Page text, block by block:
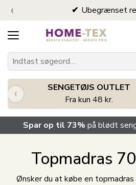
Ubegrænset
‹
SENGETØJS OUTLET
Fra kun 48 kr.
‹
Spar op til 73% på blødt
Topmadras
Ønsker du at købe en